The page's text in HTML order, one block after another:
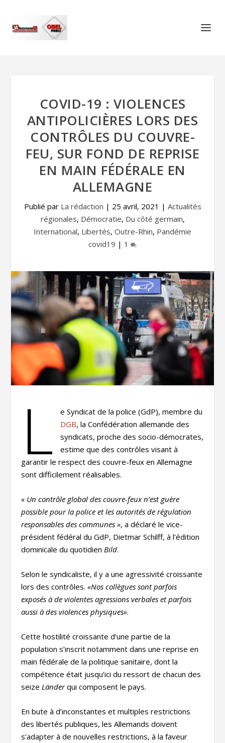
COVID-19 : VIOLENCES
ANTIPOLICIÈRES LORS DES
CONTRÔLES DU COUVRE-
FEU, SUR FOND DE REPRISE
EN MAIN FÉDÉRALE EN
ALLEMAGNE
Publié par La rédaction | 25 avril, 2021 | Actualités
régionales, Démocratie, Du côté germain,
International, Libertés, Outre-Rhin, Pandémie
covid19 | 1
L
e Syndicat de la police (GdP), membre du
DGB, la Confédération allemande des
syndicats, proche des socio-démocrates,
estime que des contrôles visant à
garantir le respect des couvre-feux en Allemagne
sont difficilement réalisables.
« Un contrôle global des couvre-feux n’est guère
possible pour la police et les autorités de régulation
responsables des communes », a déclaré le vice-
président fédéral du GdP, Dietmar Schilff, à l’édition
dominicale du quotidien Bild.
Selon le syndicaliste, il y a une agressivité croissante
lors des contrôles.«Nos collègues sont parfois
exposés à de violentes agressions verbales et parfois
aussi à des violences physiques».
Cette hostilité croissante d’une partie de la
population s’inscrit notamment dans une reprise en
main fédérale de la politique sanitaire, dont la
compétence était jusqu’ici du ressort de chacun des
seize Länderqui composent le pays.
En bute à d’inconstantes et multiples restrictions
des libertés publiques, les Allemands doivent
s’adapter à de nouvelles restrictions, à la faveur